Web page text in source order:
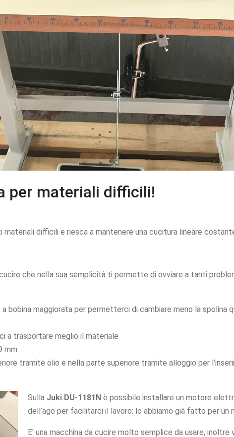
per materiali difficili!
difficili e riesca a mantenere una cucitura lineare
che nella sua semplicità ti permette di ovviare a tanti
bobina maggiorata per permetterci di cambiare meno la spolina
a trasportare meglio il materiale
mm.
tramite olio e nella parte superiore tramite alloggio per
Sulla Juki DU-1181N è possibile installare un motore
dell’ago per facilitarci il lavoro: lo abbiamo già fatto per un
E' una macchina da cucire molto semplice da usare, inoltre